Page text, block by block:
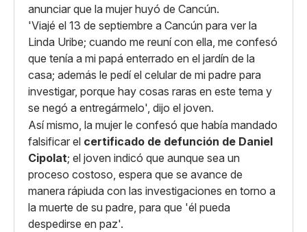
anunciar que la mujer huyó de Cancún.
'Viajé el 13 de septiembre a Cancún para ver la
Linda Uribe; cuando me reuní con ella, me confesó
que tenía a mi papá enterrado en el jardín de la
casa; además le pedí el celular de mi padre para
investigar, porque hay cosas raras en este tema y
se negó a entregármelo', dijo el joven.
Así mismo, la mujer le confesó que había mandado
falsificar el certificado de defunción de Daniel
Cipolat; el joven indicó que aunque sea un
proceso costoso, espera que se avance de
manera rápiuda con las investigaciones en torno a
la muerte de su padre, para que 'él pueda
despedirse en paz'.